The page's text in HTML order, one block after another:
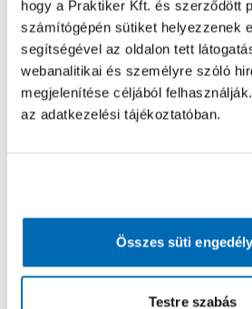
hogy a Praktiker Kft. és szerződött
számítógépén sütiket helyezzenek
segítségével az oldalon tett
webanalitikai és személyre szóló
megjelenítése céljából
az adatkezelési tájékoztatóban.
Összes süti
Testre szabás